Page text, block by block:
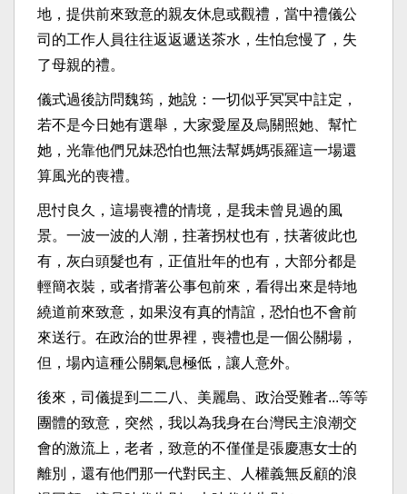
地，提供前來致意的親友休息或觀禮，當中禮儀公
司的工作人員往往返返遞送茶水，生怕怠慢了，失
了母親的禮。
儀式過後訪問魏筠，她說：一切似乎冥冥中註定，
若不是今日她有選舉，大家愛屋及烏關照她、幫忙
她，光靠他們兄妹恐怕也無法幫媽媽張羅這一場還
算風光的喪禮。
思忖良久，這場喪禮的情境，是我未曾見過的風
景。一波一波的人潮，拄著拐杖也有，扶著彼此也
有，灰白頭髮也有，正值壯年的也有，大部分都是
輕簡衣裝，或者揹著公事包前來，看得出來是特地
繞道前來致意，如果沒有真的情誼，恐怕也不會前
來送行。在政治的世界裡，喪禮也是一個公關場，
但，場內這種公關氣息極低，讓人意外。
後來，司儀提到二二八、美麗島、政治受難者...等等
團體的致意，突然，我以為我身在台灣民主浪潮交
會的激流上，老者，致意的不僅僅是張慶惠女士的
離別，還有他們那一代對民主、人權義無反顧的浪